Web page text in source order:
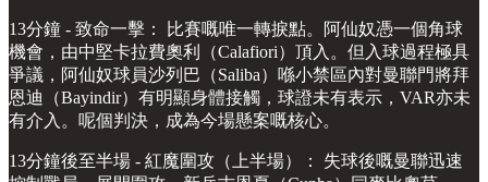
13分鐘 - 致命一擊： 比賽嘅唯一轉捩點。阿仙奴憑一個角球
機會，由中堅卡拉費奧利（Calafiori）頂入。但入球過程極具
爭議，阿仙奴球員沙列巴（Saliba）喺小禁區內對曼聯門將拜
恩迪（Bayindir）有明顯身體接觸，球證未有表示，VAR亦未
有介入。呢個判決，成為今場懸案嘅核心。
13分鐘後至半場 - 紅魔圍攻（上半場）： 失球後嘅曼聯迅速